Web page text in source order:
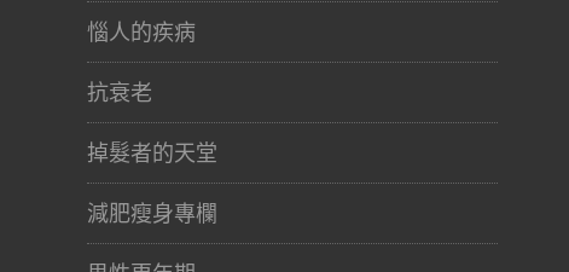
惱人的疾病
抗衰老
掉髮者的天堂
減肥瘦身專欄